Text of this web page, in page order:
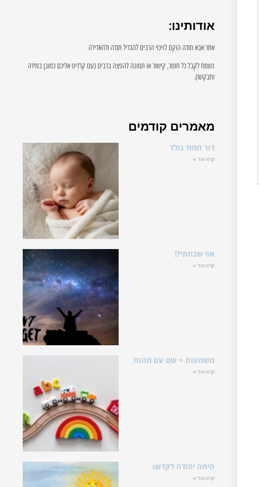
אודותינו:
אתר אבא תודה הוקם לזיכוי הרבים להגדיל תודה ולהאדירה
נשמח לקבל כל חומר, קישור או תמונה להפצה ברבים (עם קרדיט אליכם כמובן במידה
ותבקשו).
מאמרים קודמים
דור חמוד נולד
קרא עוד »
אוי שכחתי?!
קרא עוד »
משמעות = שם עם מהות
קרא עוד »
היתה יהודה לקדשו
קרא עוד »